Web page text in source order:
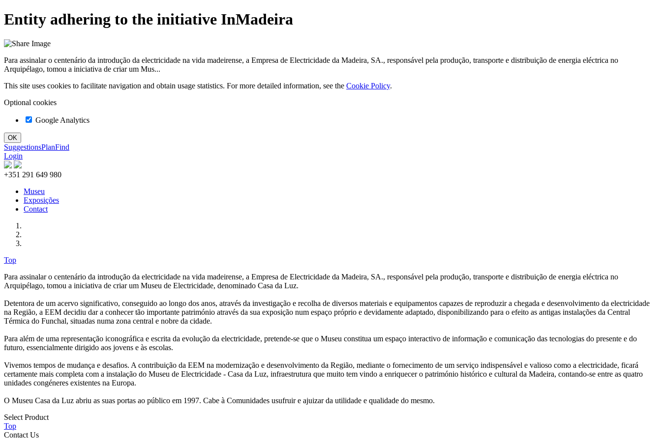
Entity adhering to the initiative InMadeira
Para assinalar o centenário da introdução da electricidade na vida madeirense, a Empresa de Electricidade da Madeira, SA., responsável pela produção, transporte e distribuição de energia eléctrica no
Arquipélago, tomou a iniciativa de criar um Mus...
This site uses cookies to facilitate navigation and obtain usage statistics. For more detailed information, see the Cookie Policy.
Optional cookies
Google Analytics
SuggestionsPlanFind
Login
+351 291 649 980
Museu
Exposições
Contact
Top
Para assinalar o centenário da introdução da electricidade na vida madeirense, a Empresa de Electricidade da Madeira, SA., responsável pela produção, transporte e distribuição de energia eléctrica no
Arquipélago, tomou a iniciativa de criar um Museu de Electricidade, denominado Casa da Luz.
Detentora de um acervo significativo, conseguido ao longo dos anos, através da investigação e recolha de diversos materiais e equipamentos capazes de reproduzir a chegada e desenvolvimento da electricidade
na Região, a EEM decidiu dar a conhecer tão importante património através da sua exposição num espaço próprio e devidamente adaptado, disponibilizando para o efeito as antigas instalações da Central
Térmica do Funchal, situadas numa zona central e nobre da cidade.
Para além de uma representação iconográfica e escrita da evolução da electricidade, pretende-se que o Museu constitua um espaço interactivo de informação e comunicação das tecnologias do presente e do
futuro, essencialmente dirigido aos jovens e às escolas.
Vivemos tempos de mudança e desafios. A contribuição da EEM na modernização e desenvolvimento da Região, mediante o fornecimento de um serviço indispensável e valioso como a electricidade, ficará
certamente mais completa com a instalação do Museu de Electricidade - Casa da Luz, infraestrutura que muito tem vindo a enriquecer o património histórico e cultural da Madeira, contando-se entre as quatro
unidades congéneres existentes na Europa.
O Museu Casa da Luz abriu as suas portas ao público em 1997. Cabe à Comunidades usufruir e ajuizar da utilidade e qualidade do mesmo.
Select Product
Top
Contact Us